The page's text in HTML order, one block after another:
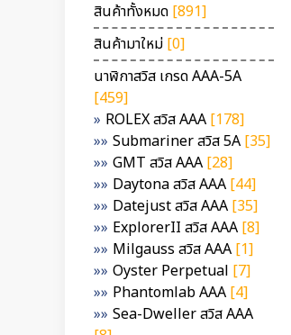
สินค้าทั้งหมด [891]
สินค้ามาใหม่ [0]
นาฬิกาสวิส เกรด AAA-5A
[459]
ROLEX สวิส AAA [178]
Submariner สวิส 5A [35]
GMT สวิส AAA [28]
Daytona สวิส AAA [44]
Datejust สวิส AAA [35]
ExplorerII สวิส AAA [8]
Milgauss สวิส AAA [1]
Oyster Perpetual [7]
Phantomlab AAA [4]
Sea-Dweller สวิส AAA